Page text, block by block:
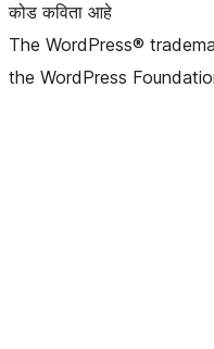
कोड कविता आहे
The WordPress®
the WordPress